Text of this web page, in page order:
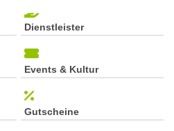
Dienstleister
Events & Kultur
Gutscheine